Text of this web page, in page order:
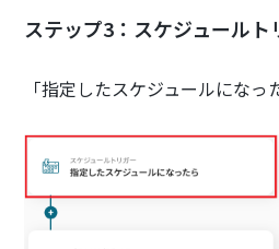
ステップ3：スケジュールト
「指定したスケジュールになっ